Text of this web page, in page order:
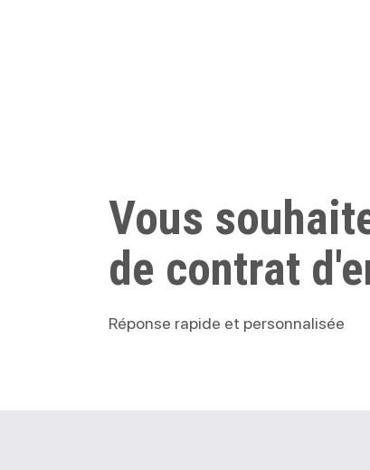
Vous
de contrat
Réponse rapide et personnalisée